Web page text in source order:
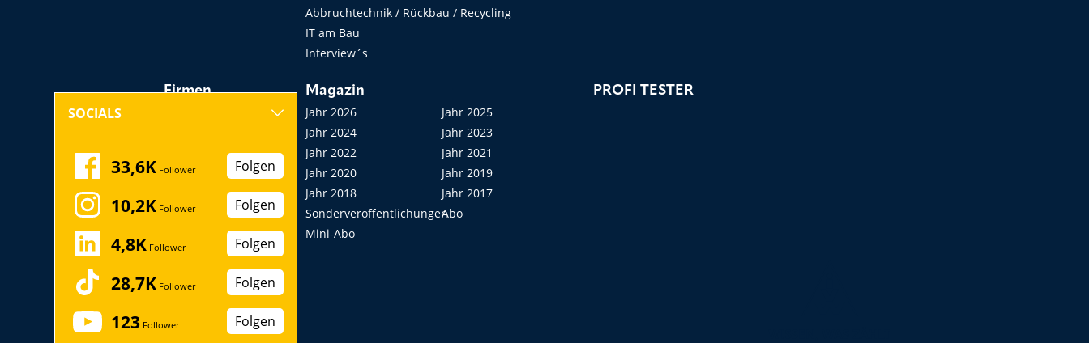
Abbruchtechnik / Rückbau / Recycling
IT am Bau
Interview´s
Firmen
Messen, Seminare,
Kongresse
Startup
Magazin
Jahr 2026
Jahr 2025
Jahr 2024
Jahr 2023
Jahr 2022
Jahr 2021
Jahr 2020
Jahr 2019
Jahr 2018
Jahr 2017
SonderveröffentlichungenAbo
Mini-Abo
PROFI TESTER
SOCIALS
33,6K Follower Folgen
10,2K Follower Folgen
4,8K Follower Folgen
28,7K Follower Folgen
123 Follower Folgen